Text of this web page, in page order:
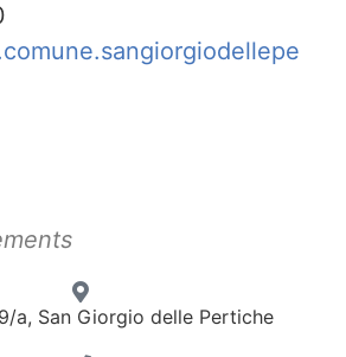
a, San Giorgio delle Pertiche